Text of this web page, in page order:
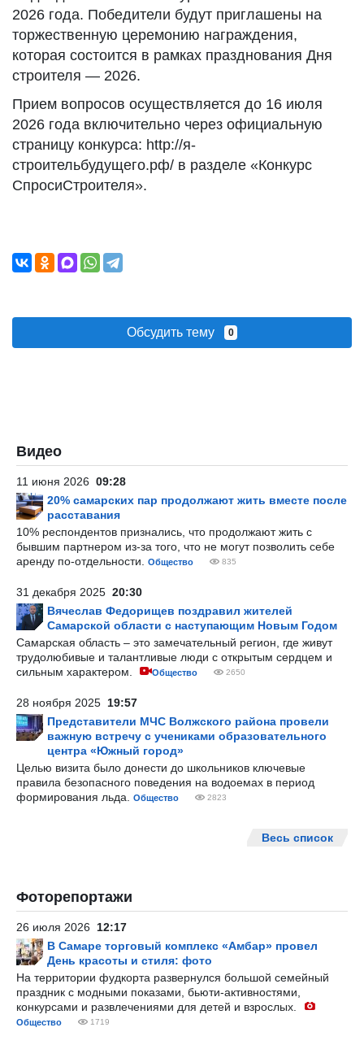
2026 года. Победители будут приглашены на
торжественную церемонию награждения,
которая состоится в рамках празднования Дня
строителя — 2026.
Прием вопросов осуществляется до 16 июля
2026 года включительно через официальную
страницу конкурса: http://я-
строительбудущего.рф/ в разделе «Конкурс
СпросиСтроителя».
Обсудить тему 0
Видео
11 июня 2026 09:28
20% самарских пар продолжают жить вместе после
расставания
10% респондентов признались, что продолжают жить с
бывшим партнером из-за того, что не могут позволить себе
аренду по-отдельности.
Общество 835
31 декабря 2025 20:30
Вячеслав Федорищев поздравил жителей
Самарской области с наступающим Новым Годом
Самарская область – это замечательный регион, где живут
трудолюбивые и талантливые люди с открытым сердцем и
сильным характером.
Общество 2650
28 ноября 2025 19:57
Представители МЧС Волжского района провели
важную встречу с учениками образовательного
центра «Южный город»
Целью визита было донести до школьников ключевые
правила безопасного поведения на водоемах в период
формирования льда.
Общество 2823
Весь список
Фоторепортажи
26 июля 2026 12:17
В Самаре торговый комплекс «Амбар» провел
День красоты и стиля: фото
На территории фудкорта развернулся большой семейный
праздник с модными показами, бьюти-активностями,
конкурсами и развлечениями для детей и взрослых.
Общество 1719